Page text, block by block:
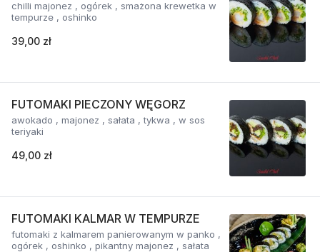
chilli majonez , ogórek , smażona krewetka w
tempurze , oshinko
39,00 zł
FUTOMAKI PIECZONY WĘGORZ
awokado , majonez , sałata , tykwa , w sos
teriyaki
49,00 zł
FUTOMAKI KALMAR W TEMPURZE
futomaki z kalmarem panierowanym w panko ,
ogórek , oshinko , pikantny majonez , sałata